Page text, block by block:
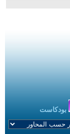
بودكاست